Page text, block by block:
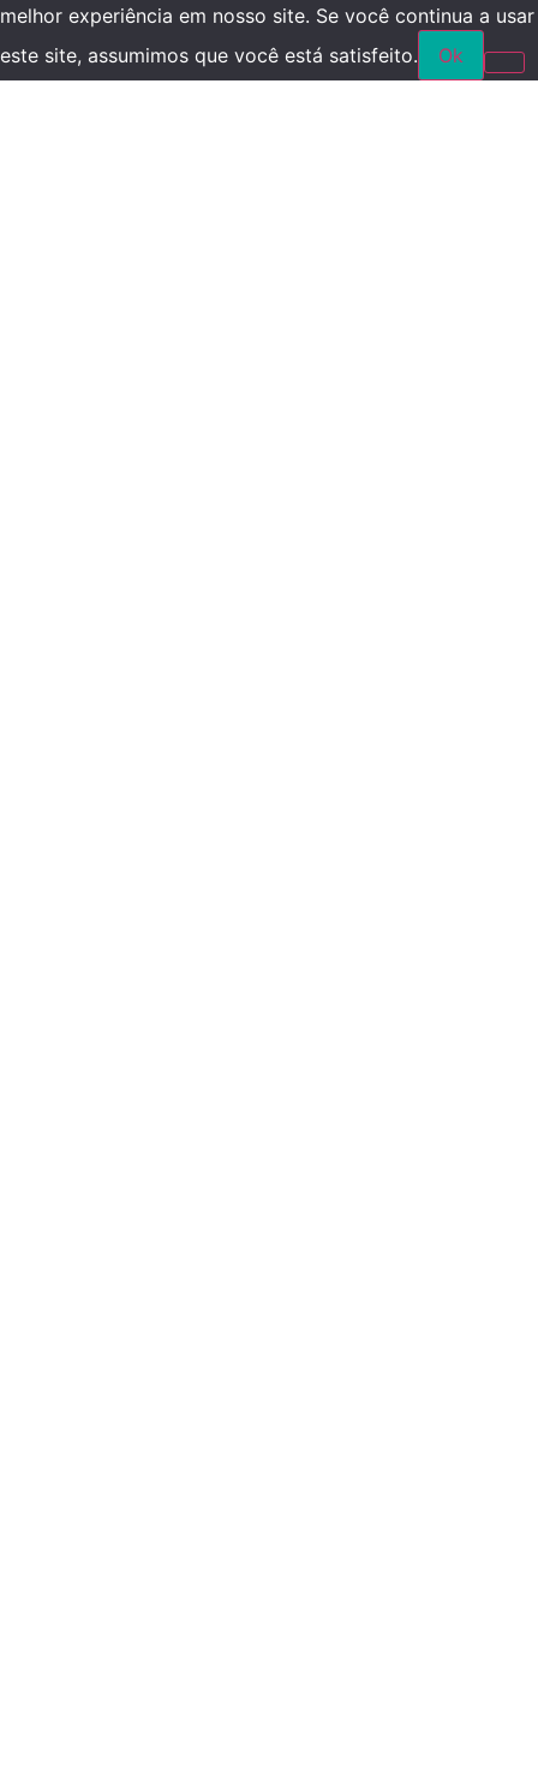
melhor experiência em nosso site. Se você continua a usar
este site, assumimos que você está satisfeito.
Ok